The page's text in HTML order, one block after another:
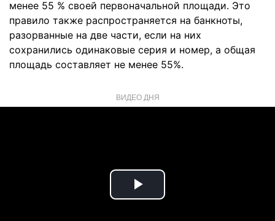
менее 55 % своей первоначальной площади. Это
правило также распространяется на банкноты,
разорванные на две части, если на них
сохранились одинаковые серия и номер, а общая
площадь составляет не менее 55%.
ВИДЕО ДНЯ
Play